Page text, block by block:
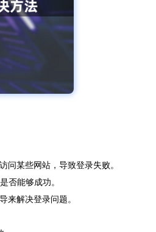
问某些网站，导致登录失败。
否能够成功。
来解决登录问题。